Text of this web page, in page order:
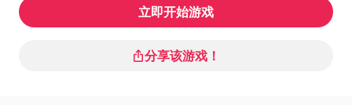
立即开始游戏
分享该游戏！